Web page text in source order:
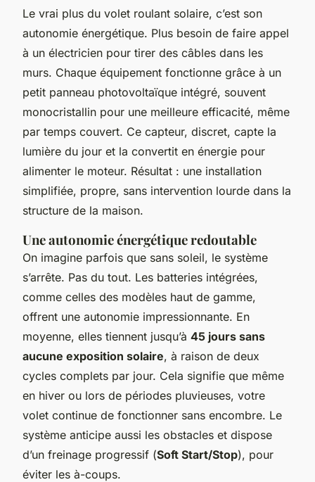
Le vrai plus du volet roulant solaire, c’est son
autonomie énergétique. Plus besoin de faire appel
à un électricien pour tirer des câbles dans les
murs. Chaque équipement fonctionne grâce à un
petit panneau photovoltaïque intégré, souvent
monocristallin pour une meilleure efficacité, même
par temps couvert. Ce capteur, discret, capte la
lumière du jour et la convertit en énergie pour
alimenter le moteur. Résultat : une installation
simplifiée, propre, sans intervention lourde dans la
structure de la maison.
Une autonomie énergétique redoutable
On imagine parfois que sans soleil, le système
s’arrête. Pas du tout. Les batteries intégrées,
comme celles des modèles haut de gamme,
offrent une autonomie impressionnante. En
moyenne, elles tiennent jusqu’à 45 jours sans
aucune exposition solaire, à raison de deux
cycles complets par jour. Cela signifie que même
en hiver ou lors de périodes pluvieuses, votre
volet continue de fonctionner sans encombre. Le
système anticipe aussi les obstacles et dispose
d’un freinage progressif (Soft Start/Stop), pour
éviter les à-coups.